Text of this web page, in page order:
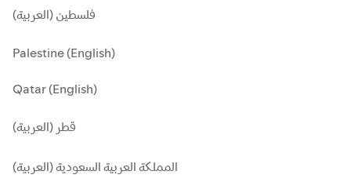
فلسطين (العربية)
Palestine (English)
Qatar (English)
قطر (العربية)
المملكة العربية السعودية (العربية)